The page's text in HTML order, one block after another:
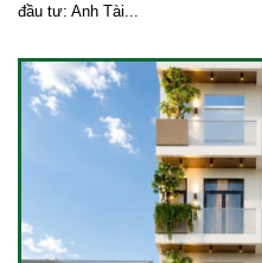
đầu tư: Anh Tài...